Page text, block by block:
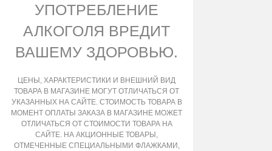
УПОТРЕБЛЕНИЕ
АЛКОГОЛЯ ВРЕДИТ
ВАШЕМУ ЗДОРОВЬЮ.
ЦЕНЫ, ХАРАКТЕРИСТИКИ И ВНЕШНИЙ ВИД
ТОВАРА В МАГАЗИНЕ МОГУТ ОТЛИЧАТЬСЯ ОТ
УКАЗАННЫХ НА САЙТЕ. СТОИМОСТЬ ТОВАРА В
МОМЕНТ ОПЛАТЫ ЗАКАЗА В МАГАЗИНЕ МОЖЕТ
ОТЛИЧАТЬСЯ ОТ СТОИМОСТИ ТОВАРА НА
САЙТЕ. НА АКЦИОННЫЕ ТОВАРЫ,
ОТМЕЧЕННЫЕ СПЕЦИАЛЬНЫМИ ФЛАЖКАМИ,